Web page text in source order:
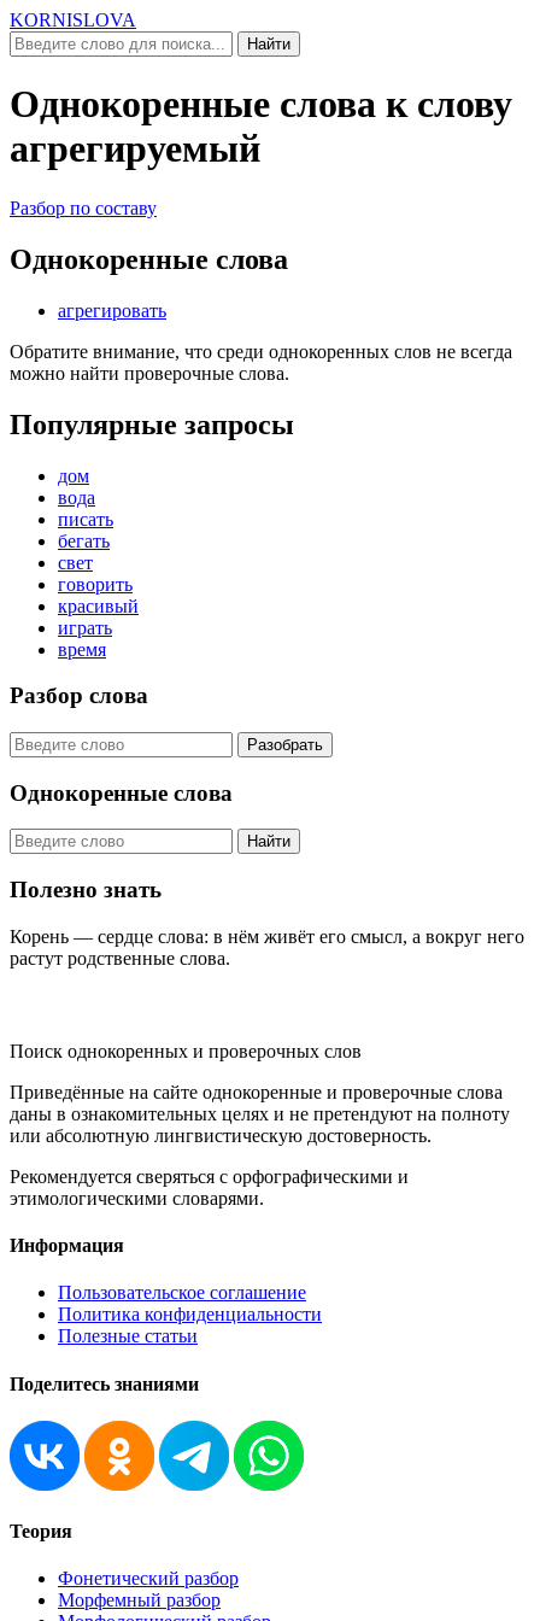
KORNISLOVA
Найти
Однокоренные слова к слову
агрегируемый
Разбор по составу
Однокоренные слова
агрегировать
Обратите внимание, что среди однокоренных слов не всегда
можно найти проверочные слова.
Популярные запросы
дом
вода
писать
бегать
свет
говорить
красивый
играть
время
Разбор слова
Разобрать
Однокоренные слова
Найти
Полезно знать
Корень — сердце слова: в нём живёт его смысл, а вокруг него
растут родственные слова.
Поиск однокоренных и проверочных слов
Приведённые на сайте однокоренные и проверочные слова
даны в ознакомительных целях и не претендуют на полноту
или абсолютную лингвистическую достоверность.
Рекомендуется сверяться с орфографическими и
этимологическими словарями.
Информация
Пользовательское соглашение
Политика конфиденциальности
Полезные статьи
Поделитесь знаниями
Теория
Фонетический разбор
Морфемный разбор